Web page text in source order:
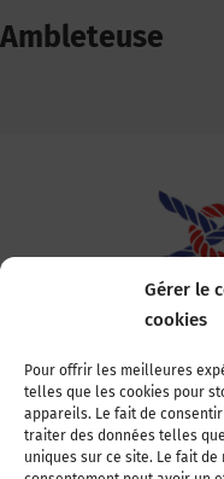
Gérer le
cookies
Pour offrir les meilleures
telles que les cookies pour
appareils. Le fait de
traiter des données telles
uniques sur ce site. Le fait
Ambleteuse
Association
22, boulevard
75007 Paris
Tél : 01 44 11 11